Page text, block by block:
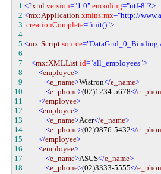
1 <?xml version="1.0" encoding="utf-8"?>
2 <mx:Application xmlns:mx="http://
3 creationComplete="init()">
4
5 <mx:Script source
6
7 <mx:XMLList id="all_employees">
8 <employee>
9 <e_name>Wistron</e_name>
10
<e_phone>(02)1234-5678</
11
</employee>
12
<employee>
13
<e_name>Acer</e_name>
14
<e_phone>(02)9876-5432</
15
</employee>
16
<employee>
17
<e_name>ASUS</e_name>
18
<e_phone>(02)3333-5555</